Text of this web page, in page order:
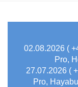
02.08.2026 (
Pro,
27.07.2026 (
Pro,